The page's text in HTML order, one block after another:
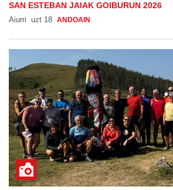
SAN ESTEBAN JAIAK GOIBURUN 2026
Aiurri uzt 18 ANDOAIN